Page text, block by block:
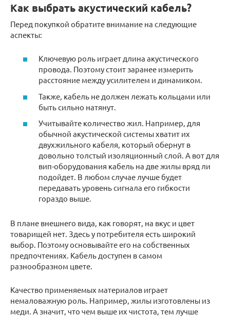
Как выбрать акустический кабель?
Перед покупкой обратите внимание на следующие
аспекты:
Ключевую роль играет длина акустического
провода. Поэтому стоит заранее измерить
расстояние между усилителем и динамиком.
Также, кабель не должен лежать кольцами или
быть сильно натянут.
Учитывайте количество жил. Например, для
обычной акустической системы хватит их
двухжильного кабеля, который обернут в
довольно толстый изоляционный слой. А вот для
вип-оборудования кабель на две жилы вряд ли
подойдет. В любом случае лучше будет
передавать уровень сигнала его гибкости
гораздо выше.
В плане внешнего вида, как говорят, на вкус и цвет
товарищей нет. Здесь у потребителя есть широкий
выбор. Поэтому основывайте его на собственных
предпочтениях. Кабель доступен в самом
разнообразном цвете.
Качество применяемых материалов играет
немаловажную роль. Например, жилы изготовлены из
меди. А значит, что чем выше их чистота, тем лучше